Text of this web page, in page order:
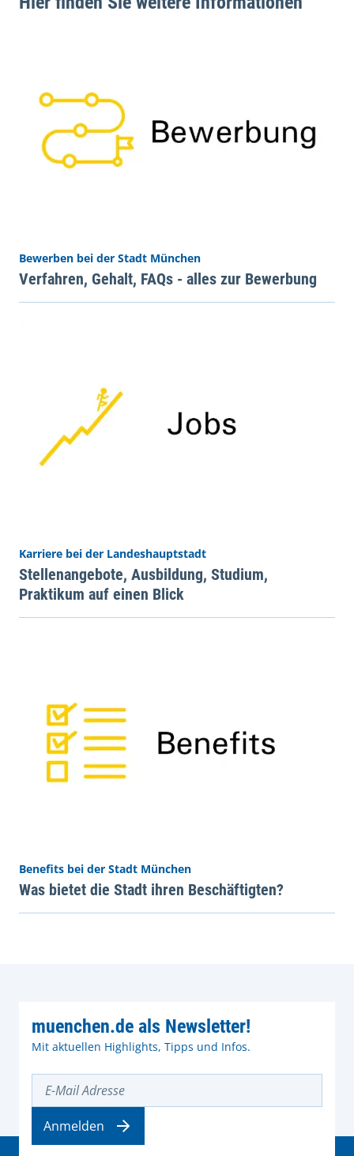
Bewerben bei der Stadt München
Verfahren, Gehalt, FAQs - alles zur Bewerbung
Karriere bei der Landeshauptstadt
Stellenangebote, Ausbildung, Studium,
Praktikum auf einen Blick
Benefits bei der Stadt München
Was bietet die Stadt ihren Beschäftigten?
muenchen.de als Newsletter!
Mit aktuellen Highlights, Tipps und Infos.
Anmelden